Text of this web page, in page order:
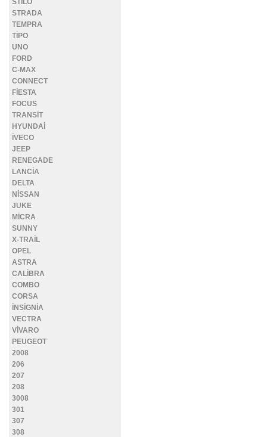
STİLO
STRADA
TEMPRA
TİPO
UNO
FORD
C-MAX
CONNECT
FİESTA
FOCUS
TRANSİT
HYUNDAİ
İVECO
JEEP
RENEGADE
LANCİA
DELTA
NİSSAN
JUKE
MİCRA
SUNNY
X-TRAİL
OPEL
ASTRA
CALİBRA
COMBO
CORSA
İNSİGNİA
VECTRA
VİVARO
PEUGEOT
2008
206
207
208
3008
301
307
308